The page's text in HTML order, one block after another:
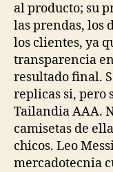
al producto; su
las prendas, los
los clientes, ya
transparencia
resultado final.
replicas si, pero
Tailandia AAA.
camisetas de
chicos. Leo
mercadotecnia